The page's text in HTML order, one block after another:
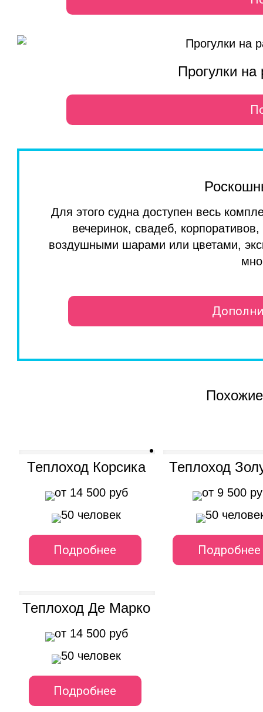
Прогулки на
Для этого судна доступен весь
вечеринок, свадеб,
воздушными шарами или цветами,
Теплоход Корсика
от 14 500 руб
50 человек
Подробнее
Теплоход
от 9 500
50
Подробнее
Теплоход Де Марко
от 14 500 руб
50 человек
Подробнее